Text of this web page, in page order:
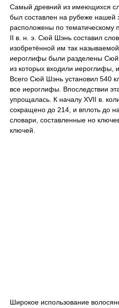
Самый древний из имеющихся
был составлен на рубеже нашей
расположены по
II в. н. э. Сюй Шэнь составил
изобретённой им так
иероглифы были разделены
из которых входили
Всего Сюй Шэнь установил 540
все иероглифы. Впоследствии
упрощалась. К началу XVII в.
сокращено до 214, и вплоть до
словари, составленные но
ключей.
Широкое использование